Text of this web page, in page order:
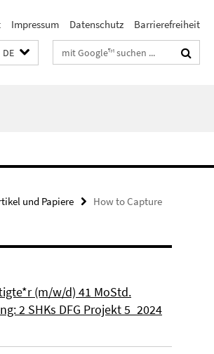
Impressum Datenschutz Barrierefreiheit
DE Suchbegriffe
und Papiere
How to Capture
(m/w/d) 41 MoStd.
2 SHKs DFG Projekt 5_2024